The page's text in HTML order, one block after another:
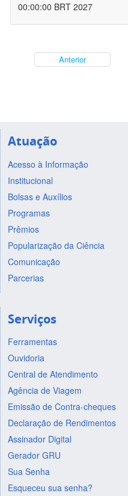
00:00:00 BRT 2027
Anterior
Atuação
Acesso à Informação
Institucional
Bolsas e Auxílios
Programas
Prêmios
Popularização da Ciência
Comunicação
Parcerias
Serviços
Ferramentas
Ouvidoria
Central de Atendimento
Agência de Viagem
Emissão de Contra-cheques
Declaração de Rendimentos
Assinador Digital
Gerador GRU
Sua Senha
Esqueceu sua senha?